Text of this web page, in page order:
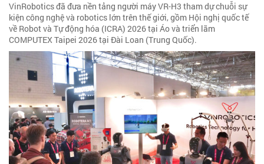
VinRobotics đã đưa nền tảng người máy VR-H3 tham dự chuỗi sự
kiện công nghệ và robotics lớn trên thế giới, gồm Hội nghị quốc tế
về Robot và Tự động hóa (ICRA) 2026 tại Áo và triển lãm
COMPUTEX Taipei 2026 tại Đài Loan (Trung Quốc).